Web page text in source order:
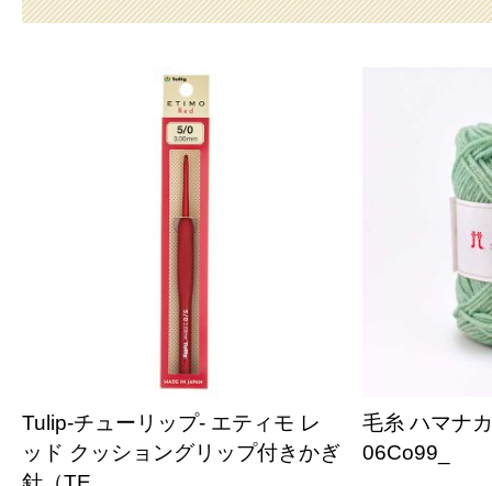
Tulip-チューリップ- エティモ レ
ッド クッショングリップ付きかぎ
毛糸 ハマナ
06Co99_